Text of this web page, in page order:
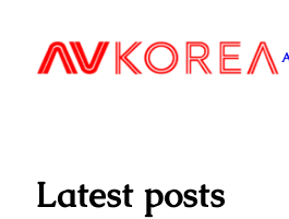
Latest posts